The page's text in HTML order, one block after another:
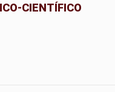
CIENTÍFICO